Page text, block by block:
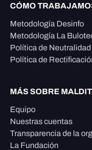
CÓMO
Metodología Desinfo
Metodología La
Política de Neutralidad
Política de
MÁS SOBRE
Equipo
Nuestras cuentas
Transparencia de la
La Fundación